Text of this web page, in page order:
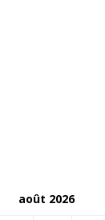
août 2026